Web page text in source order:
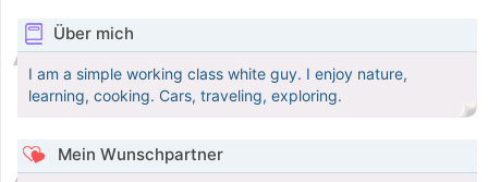
Über mich
I am a simple working class white guy. I enjoy nature,
learning, cooking. Cars, traveling, exploring.
Mein Wunschpartner